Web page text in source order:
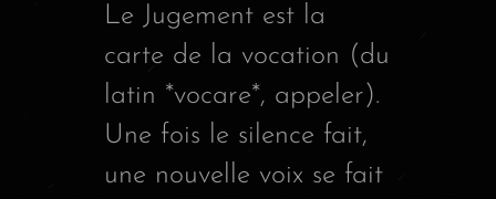
Le Jugement est la
carte de la vocation (du
latin *vocare*, appeler).
Une fois le silence fait,
une nouvelle voix se fait